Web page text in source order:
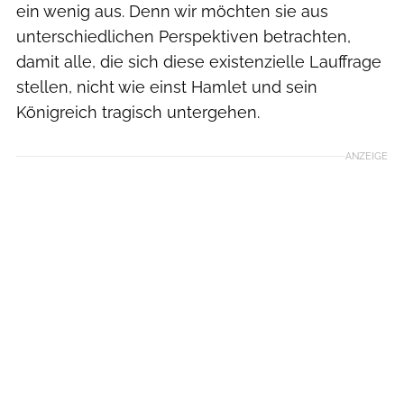
ein wenig aus. Denn wir möchten sie aus
unterschiedlichen Perspektiven betrachten,
damit alle, die sich diese existenzielle Lauffrage
stellen, nicht wie einst Hamlet und sein
Königreich tragisch untergehen.
ANZEIGE